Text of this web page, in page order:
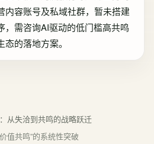
内容账号及私域社群，暂未搭建
，需咨询AI驱动的低门槛高共鸣
的落地方案。
从失洽到共鸣的战略跃迁
值共鸣”的系统性突破